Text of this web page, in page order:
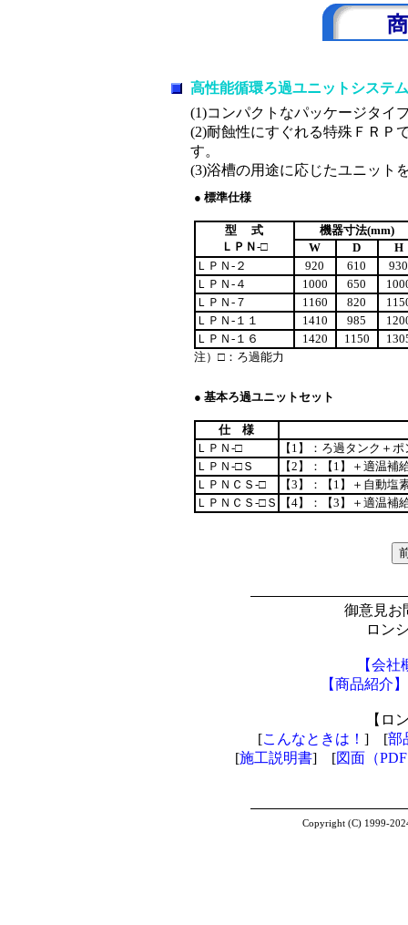
高性能循環ろ過ユニットシス
(1)コンパクトなパッケージタイ
(2)耐蝕性にすぐれる特殊ＦＲＰ
す。
(3)浴槽の用途に応じたユニット
● 標準仕様
型 式
ＬＰＮ-□
機器寸法(mm)
W
D
H
ＬＰＮ-２
920 610
930
ＬＰＮ-４
1000 650
ＬＰＮ-７
1160 820
ＬＰＮ-１１
1410 985
ＬＰＮ-１６
1420 1150
注）□：ろ過能力
● 基本ろ過ユニットセット
仕 様
ＬＰＮ-□
【1】：ろ過タンク＋
ＬＰＮ-□Ｓ
【2】：【1】＋適温補
ＬＰＮＣＳ-□
【3】：【1】＋自動塩
ＬＰＮＣＳ-□Ｓ
【4】：【3】＋適温補
御意見お
ロン
【会社
【商品紹介】
【ロ
[こんなときは！ ] [部
[施工説明書] [図面（
Copyright (C) 1999-